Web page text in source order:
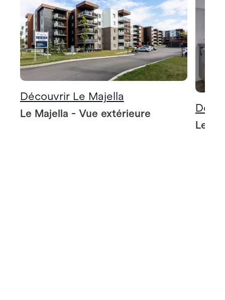
Découvrir Le Majella
Le Majella - Vue extérieure
Le